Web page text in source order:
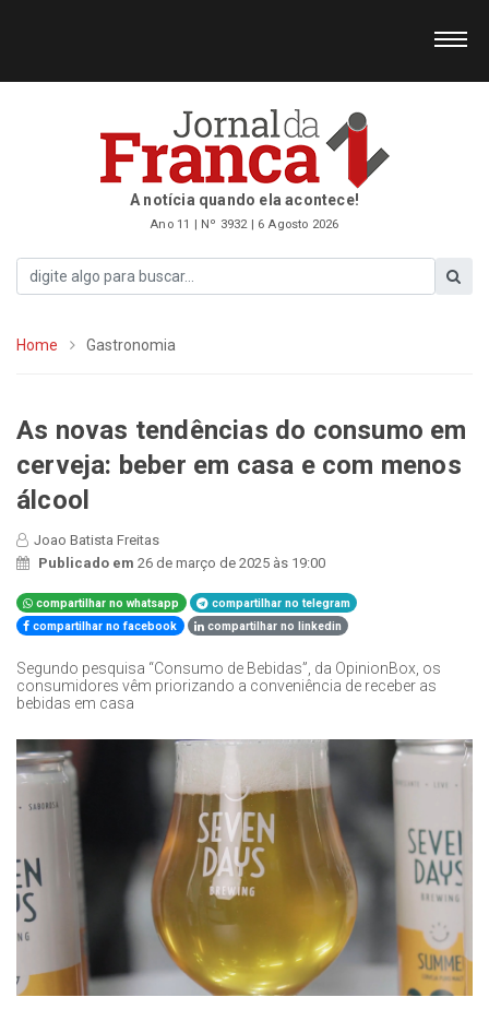
A notícia quando ela acontece!
Ano 11 | Nº 3932 | 6 Agosto 2026
Home Gastronomia
As novas tendências do consumo em
cerveja: beber em casa e com menos
álcool
Joao Batista Freitas
Publicado em 26 de março de 2025 às 19:00
compartilhar no whatsapp
compartilhar no telegram
compartilhar no facebook
compartilhar no linkedin
Segundo pesquisa “Consumo de Bebidas”, da OpinionBox, os
consumidores vêm priorizando a conveniência de receber as
bebidas em casa